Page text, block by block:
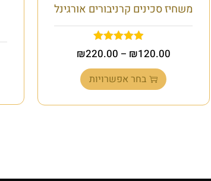
משחיז סכינים קרניבורים אורגינל
₪120.00
–
₪220.00
בחר אפשרויות